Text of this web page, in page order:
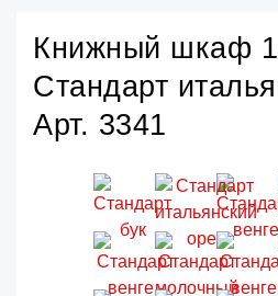
Книжный шкаф
Стандарт
Арт. 3341